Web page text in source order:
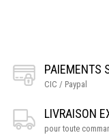
PAIEMENTS
CIC / Paypal
LIVRAISON
pour toute